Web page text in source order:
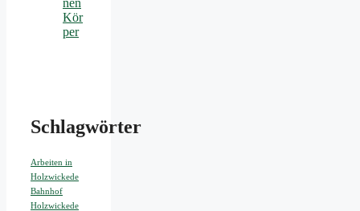
nen
Kör
per
Schlagwörter
Arbeiten in
Holzwickede
Bahnhof
Holzwickede